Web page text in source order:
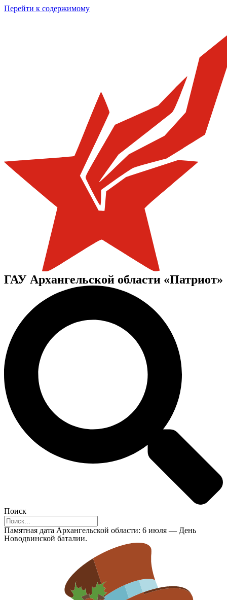
Перейти к содержимому
ГАУ Архангельской области «Патриот»
Поиск
Памятная дата Архангельской области: 6 июля — День
Новодвинской баталии.